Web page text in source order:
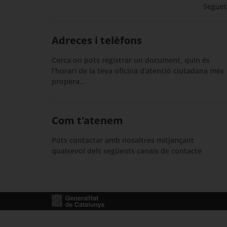
Adreces i telèfons
Cerca on pots registrar un document, quin és
l’horari de la teva oficina d’atenció ciutadana més
propera…
Com t'atenem
Pots contactar amb nosaltres mitjançant
qualsevol dels següents canals de contacte